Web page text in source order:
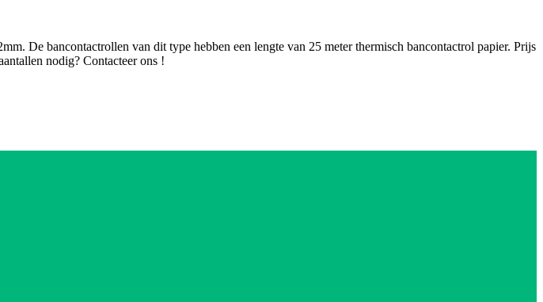
De bancontactrollen van dit type hebben een lengte van 25 meter thermisch bancontactrol papier. Prijs
nodig? Contacteer ons !